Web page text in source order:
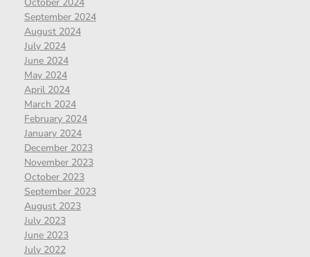
September 2024
August 2024
July 2024
June 2024
May 2024
April 2024
March 2024
February 2024
January 2024
December 2023
November 2023
October 2023
September 2023
August 2023
July 2023
June 2023
July 2022